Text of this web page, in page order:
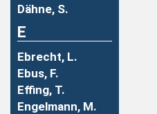
Dähne, S.
E
Ebrecht, L.
Ebus, F.
Effing, T.
Engelmann, M.